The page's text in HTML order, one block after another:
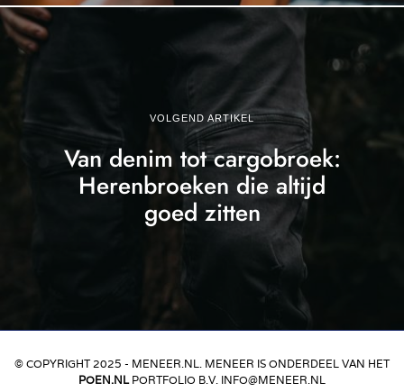
VOLGEND ARTIKEL
Van denim tot cargobroek:
Herenbroeken die altijd
goed zitten
© COPYRIGHT 2025 - MENEER.NL. MENEER IS ONDERDEEL VAN HET
POEN.NLPORTFOLIO B.V. INFO@MENEER.NL